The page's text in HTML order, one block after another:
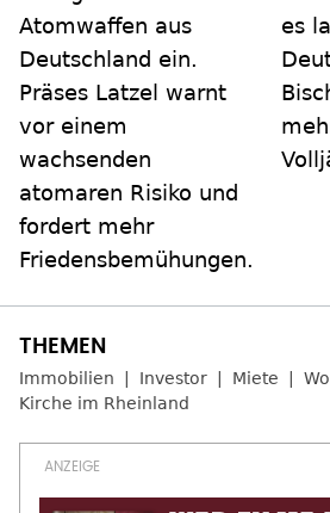
Atomwaffen aus
Deutschland ein.
Präses Latzel warnt
vor einem
wachsenden
atomaren Risiko und
fordert mehr
Friedensbemühungen.
es
Immobilien Investor Miete
Kirche im Rheinland